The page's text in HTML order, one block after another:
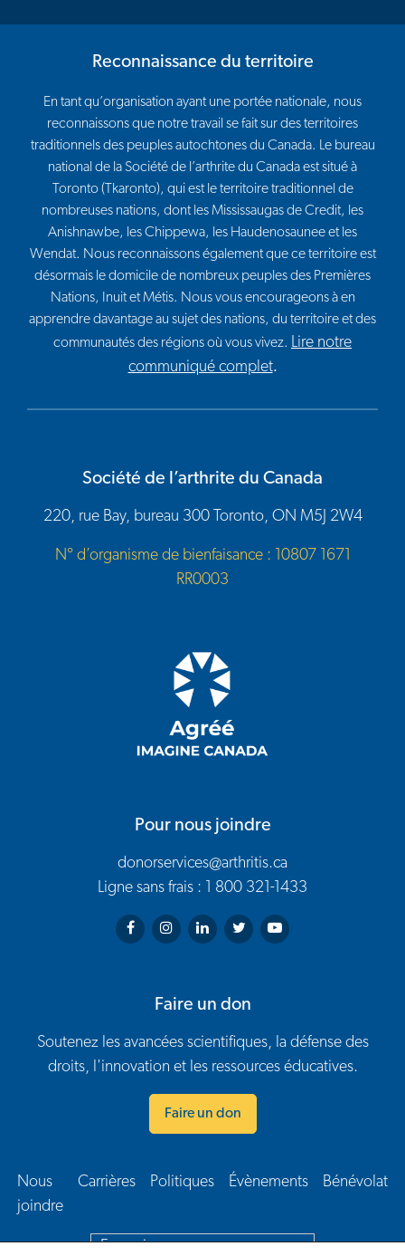
Reconnaissance du territoire
En tant qu’organisation ayant une portée nationale, nous
reconnaissons que notre travail se fait sur des territoires
traditionnels des peuples autochtones du Canada. Le bureau
national de la Société de l’arthrite du Canada est situé à
Toronto (Tkaronto), qui est le territoire traditionnel de
nombreuses nations, dont les Mississaugas de Credit, les
Anishnawbe, les Chippewa, les Haudenosaunee et les
Wendat. Nous reconnaissons également que ce territoire est
désormais le domicile de nombreux peuples des Premières
Nations, Inuit et Métis. Nous vous encourageons à en
apprendre davantage au sujet des nations, du territoire et des
communautés des régions où vous vivez. Lire notre
communiqué complet.
Société de l’arthrite du Canada
220, rue Bay, bureau 300 Toronto, ON M5J 2W4
N° d’organisme de bienfaisance : 10807 1671
RR0003
Pour nous joindre
donorservices@arthritis.ca
Ligne sans frais : 1 800 321-1433
Arthritis Society on Facebook
Arthritis Society on Instagram
Arthritis Society on LinkedIn
Arthritis Society on Twitter
Arthritis Society on
Faire un don
Soutenez les avancées scientifiques, la défense des
droits, l'innovation et les ressources éducatives.
Faire un don
Navigation en bas de page
Nous
joindre​
Carrières Politiques Évènements Bénévolat
Français